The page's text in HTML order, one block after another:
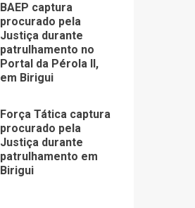
BAEP captura
procurado pela
Justiça durante
patrulhamento no
Portal da Pérola ll,
em Birigui
Força Tática captura
procurado pela
Justiça durante
patrulhamento em
Birigui